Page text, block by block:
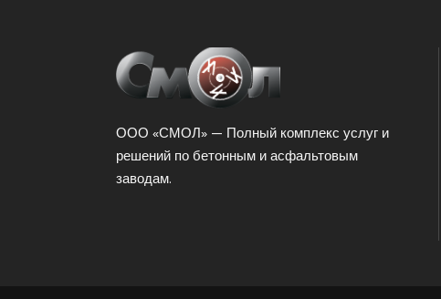
ООО «СМОЛ» — Полный комплекс услуг и
решений по бетонным и асфальтовым
заводам.